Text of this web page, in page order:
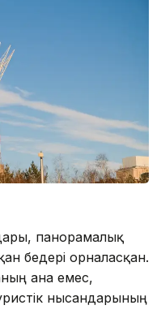
панорамалық
бедері орналасқан.
ғана емес,
нысандарының